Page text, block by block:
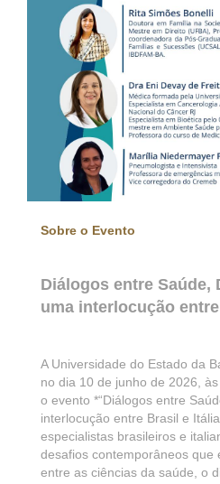
Sobre o Evento
Diálogos entre Saúde,
uma interlocução
A Universidade do Estado da
no dia 10 de junho de 2026,
o evento *“Diálogos entre
interlocução entre Brasil e
especialistas brasileiros e
desafios contemporâneos que
entre as ciências da saúde, o